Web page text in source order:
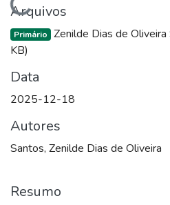
Carregando...
Arquivos
Primário Zenilde Dias de Oliveira
KB)
Data
2025-12-18
Autores
Santos, Zenilde Dias de Oliveira
Resumo